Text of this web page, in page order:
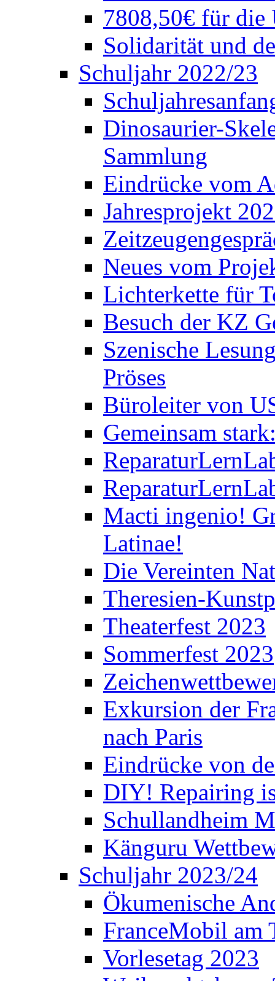
7808,50€ für die
Solidarität und
Schuljahr 2022/23
Dinosaurier-
Sammlung
Eindrücke vom
Jahresprojekt
Neues vom
Lichterkette für
Besuch der KZ
Szenische
Pröses
Büroleiter von
Gemeinsam
Macti ingenio!
Latinae!
Die Vereinten
Theresien-
Theaterfest 2023
Sommerfest 2023
Exkursion der
nach Paris
Eindrücke von
DIY! Repairing
Schullandheim
Känguru
Schuljahr 2023/24
Ökumenische
FranceMobil am
Vorlesetag 2023